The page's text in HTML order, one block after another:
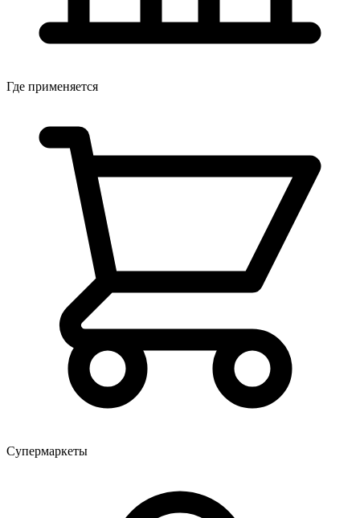
Где применяется
Супермаркеты